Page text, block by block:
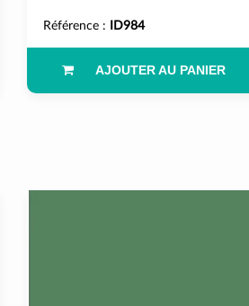
Référence : ID984
AJOUTER AU PANIER